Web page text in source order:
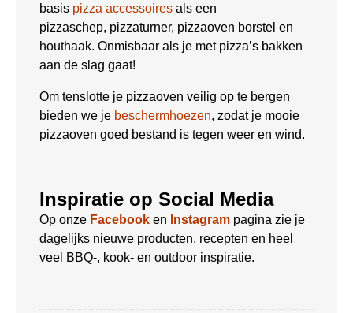
basis pizza accessoires als een
pizzaschep, pizzaturner, pizzaoven borstel en
houthaak. Onmisbaar als je met pizza’s bakken
aan de slag gaat!
Om tenslotte je pizzaoven veilig op te bergen
bieden we je beschermhoezen, zodat je mooie
pizzaoven goed bestand is tegen weer en wind.
Inspiratie op Social Media
Op onze Facebook en Instagram pagina zie je
dagelijks nieuwe producten, recepten en heel
veel BBQ-, kook- en outdoor inspiratie.